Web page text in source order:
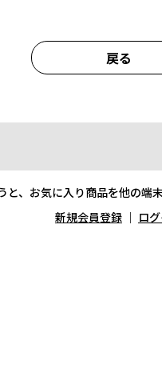
戻る
と、お気に入り商品を他の端
新規会員登録 ｜ ロ